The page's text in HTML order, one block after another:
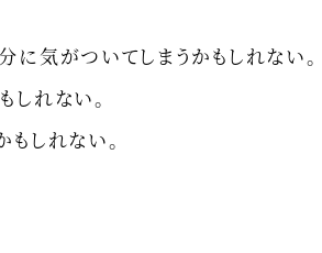
に気がついてしまうかもしれない。
しれない。
しれない。